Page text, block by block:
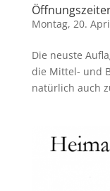
Montag, 20.
Die neuste
die Mittel- und
natürlich auch